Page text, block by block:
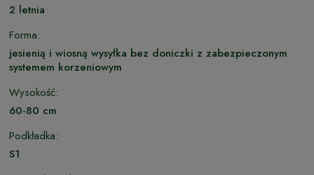
2 letnia
Forma:
jesienią i wiosną wysyłka bez doniczki z zabezpieczonym
systemem korzeniowym
Wysokość:
60-80 cm
Podkładka:
S1